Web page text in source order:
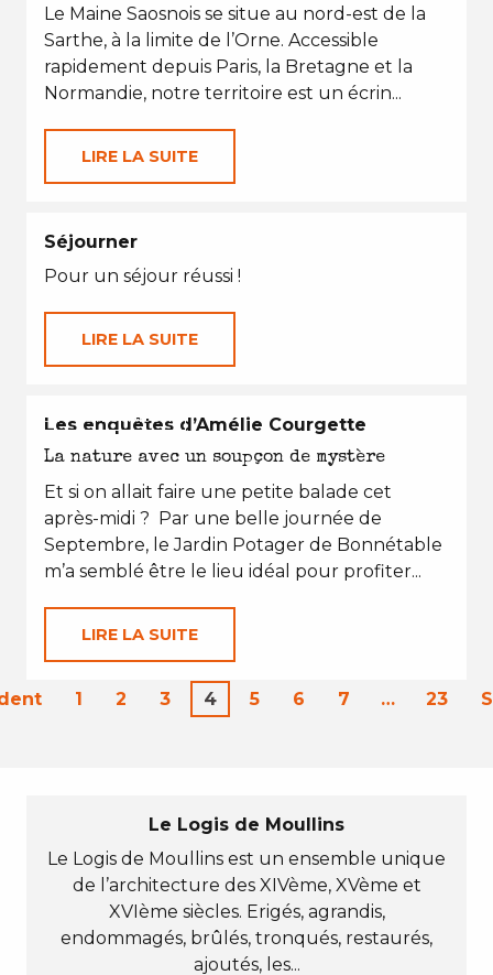
Le Maine Saosnois se situe au nord-est de la
Sarthe, à la limite de l’Orne. Accessible
rapidement depuis Paris, la Bretagne et la
Normandie, notre territoire est un écrin...
LIRE LA SUITE
Séjourner
Pour un séjour réussi !
LIRE LA SUITE
EN TOUTES SAISONS
Les enquêtes d’Amélie Courgette
La nature avec un soupçon de mystère
Et si on allait faire une petite balade cet
après-midi ? Par une belle journée de
Septembre, le Jardin Potager de Bonnétable
m’a semblé être le lieu idéal pour profiter...
LIRE LA SUITE
1 2 3 4 5 6 7 … 23
Le Logis de Moullins
Le Logis de Moullins est un ensemble unique
de l’architecture des XIVème, XVème et
XVIème siècles. Erigés, agrandis,
endommagés, brûlés, tronqués, restaurés,
ajoutés, les...